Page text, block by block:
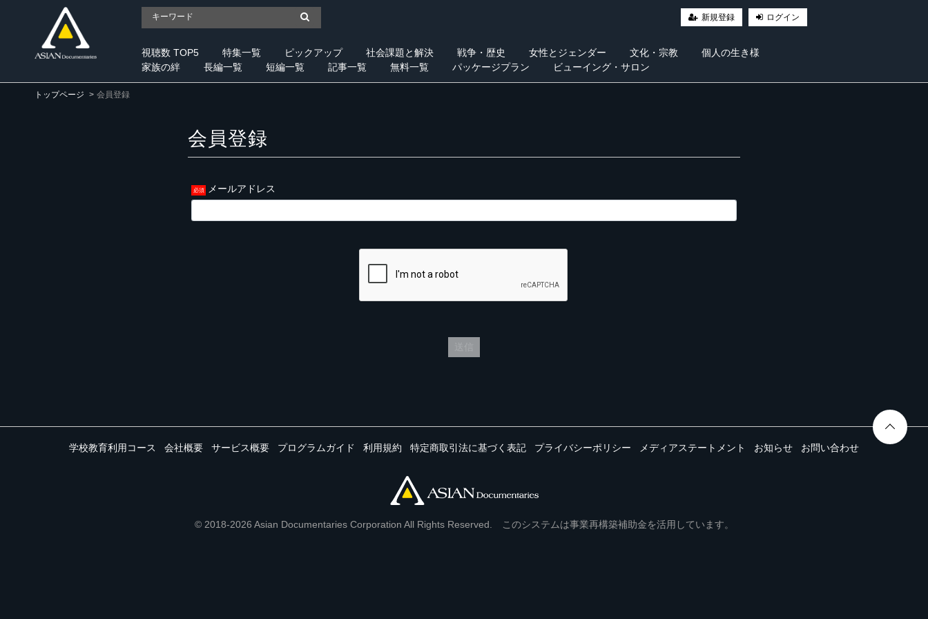
新規登録 ログイン
視聴数 TOP5 特集一覧 ピックアップ 社会課題と解決 戦争・歴史 女性とジェンダー 文化・宗教
個人の生き様
家族の絆
長編一覧 短編一覧 記事一覧 無料一覧 パッケージプラン ビューイング・サロン
トップページ 会員登録
会員登録
メールアドレス
学校教育利用コース 会社概要 サービス概要 プログラムガイド 利用規約 特定商取引法に基づく表記 プライバシーポリシー メディアステートメント お知らせ お問い合わせ
© 2018-2026 Asian Documentaries Corporation All Rights Reserved. このシステムは事業再構築補助金を活用しています。